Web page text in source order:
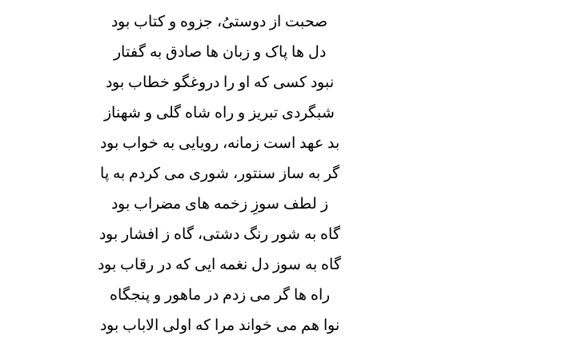
صحبت از دوستیُ، جزوه و کتاب بود
دل ها پاک و زبان ها صادق به گفتار
نبود کسی که او را دروغگو خطاب بود
شبگردی تبریز و راه شاه گلی و شهناز
بد عهد است زمانه، رویایی به خواب بود
گر به ساز سنتور، شوری می کردم به پا
ز لطف سوزِ زخمه های مضراب بود
گاه به شور رنگ دشتی، گاه ز افشار بود
گاه به سوز دل نغمه ایی که در رقاب بود
راه ها گر می زدم در ماهور و پنجگاه
نوا هم می خواند مرا که اولی الاباب بود